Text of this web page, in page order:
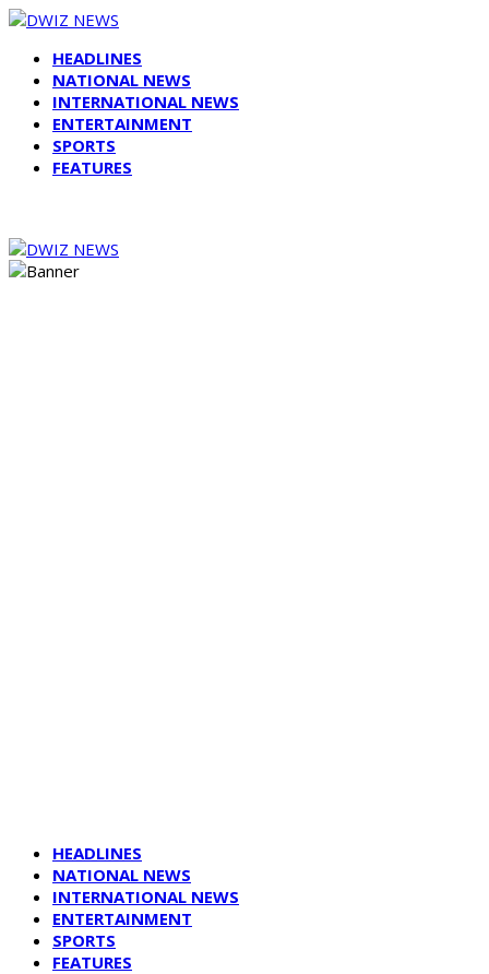
HEADLINES
NATIONAL NEWS
INTERNATIONAL NEWS
ENTERTAINMENT
SPORTS
FEATURES
HEADLINES
NATIONAL NEWS
INTERNATIONAL NEWS
ENTERTAINMENT
SPORTS
FEATURES